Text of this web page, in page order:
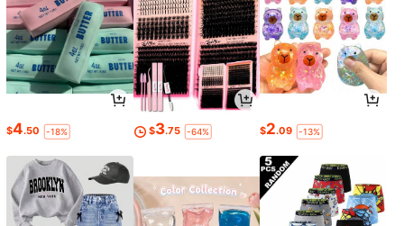
$4.50 -18% $3.75 -64% $2.09 -13%